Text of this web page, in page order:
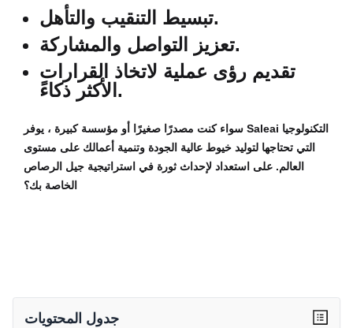
تبسيط التنقيب والتأهل.
تعزيز التواصل والمشاركة.
تقديم رؤى عملية لاتخاذ القرارات
الأكثر ذكاءً.
سواء كنت مصدرًا صغيرًا أو مؤسسة كبيرة ، يوفر Saleai التكنولوجيا
التي تحتاجها لتوليد خيوط عالية الجودة وتنمية أعمالك على مستوى
العالم. على استعداد لإحداث ثورة في استراتيجية جيل الرصاص
الخاصة بك؟
جدول المحتويات